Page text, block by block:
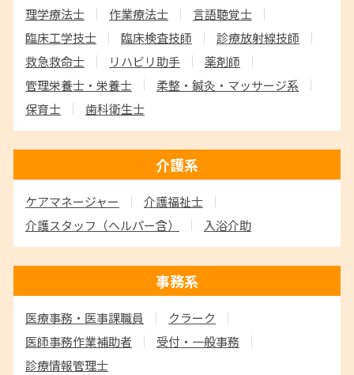
理学療法士
作業療法士
言語聴覚士
臨床工学技士
臨床検査技師
診療放射線技師
救急救命士
リハビリ助手
薬剤師
管理栄養士・栄養士
柔整・鍼灸・マッサージ系
保育士
歯科衛生士
介護系
ケアマネージャー
介護福祉士
介護スタッフ （ヘルパー含） 入浴介助
事務系
医療事務・医事課職員
クラーク
医師事務作業補助者
受付・一般事務
診療情報管理士